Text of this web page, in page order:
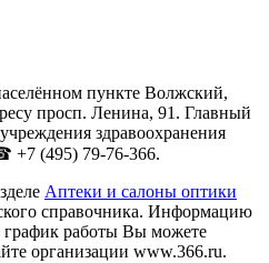
пункте Волжский,
просп. Ленина, 91. Главный
здравоохранения
+7 (495) 79-76-366.
Аптеки и салоны оптики
справочника. Информацию
график работы Вы можете
организации www.366.ru.